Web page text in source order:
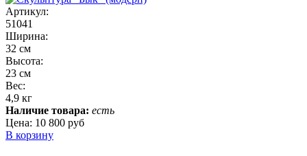
Артикул:
51041
Ширина:
32 см
Высота:
23 см
Вес:
4,9 кг
Наличие товара: есть
Цена: 10 800 руб
В корзину